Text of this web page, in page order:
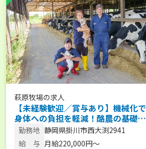
萩原牧場の求人
【未経験歓迎／賞与あり】機械化で
身体への負担を軽減！酪農の基礎か
ら学び、「食育活動」にも挑戦でき
る環境
勤務地 静岡県掛川市西大渕2941
給 与 月給220,000円〜